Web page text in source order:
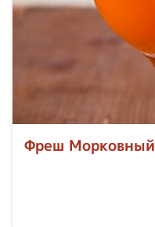
Фреш Морковный